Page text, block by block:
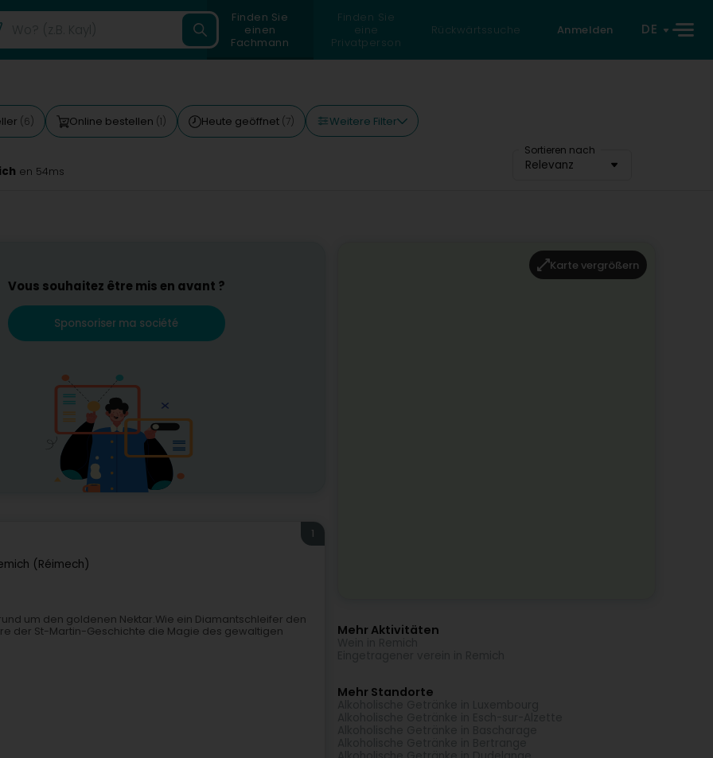
Finden Sie
einen
Fachmann
Finden Sie
eine
Privatperson
Rückwärtssuche Anmelden DE
(6) Online bestellen (1) Heute geöffnet (7) Weitere Filter
Sortieren nach
Relevanz
en 54ms
Vous souhaitez être mis en avant ?
Sponsoriser ma société
(Réimech)
1
um den goldenen Nektar.Wie ein Diamantschleifer den
der St-Martin-Geschichte die Magie des gewaltigen
Karte vergrößern
Mehr Aktivitäten
Mehr Standorte